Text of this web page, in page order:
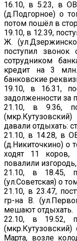
16.10, в 5.23, в
(д.Подгорное) о
потом пошёл в
19.10, в 12.39,
Ж.
поступил звонок
сотрудником
кредит на 3
банковские
19.10, в 16.31,
задолженности за
21.10, в 9.36,
давали отдыхать:
21.10, в 14.28, в
(д.Никиточкино) о
ходят 11 коров,
повалили
21.10, в 18.45,
(ул.Советская) о
21.10, в 23.47,
гр-на В.
мешают отдыхать.
22.10, в 19.52,
Марта, возле